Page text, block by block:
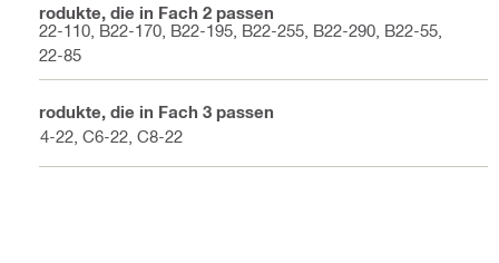
Produkte, die in Fach 2 passen
B22-110, B22-170, B22-195, B22-255, B22-290, B22-55,
B22-85
Produkte, die in Fach 3 passen
C4-22, C6-22, C8-22